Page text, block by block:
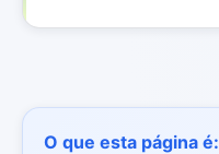
O que esta página é: